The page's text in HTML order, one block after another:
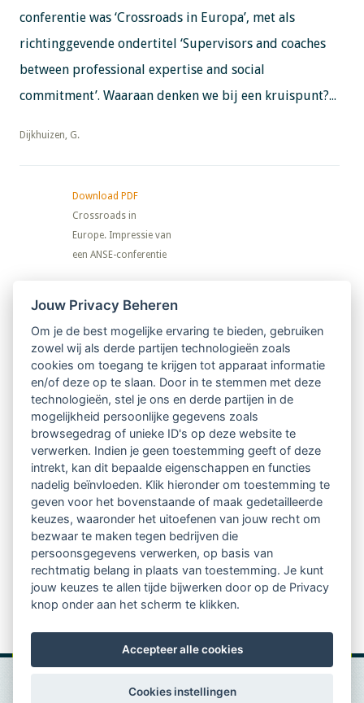
conferentie was ‘Crossroads in Europa’, met als
richtinggevende ondertitel ‘Supervisors and coaches
between professional expertise and social
commitment’. Waaraan denken we bij een kruispunt?...
​​​​​​​Dijkhuizen, G.
Download PDF
Crossroads in
Europe. Impressie van
een ANSE-conferentie
Nieuwsbrief
Ontvang 10 x per jaar de LVSC-
relatienieuwsbrief met o.a.:
vrij toegankelijke TsvB-artikelen
nieuws op het vlak van professioneel
begeleiden
informatie over LVSC-activiteiten
Aanmelden nieuwsbrief
Jouw Privacy Beheren
Om je de best mogelijke ervaring te bieden, gebruiken
zowel wij als derde partijen technologieën zoals
cookies om toegang te krijgen tot apparaat informatie
en/of deze op te slaan. Door in te stemmen met deze
technologieën, stel je ons en derde partijen in de
mogelijkheid persoonlijke gegevens zoals
browsegedrag of unieke ID's op deze website te
verwerken. Indien je geen toestemming geeft of deze
intrekt, kan dit bepaalde eigenschappen en functies
nadelig beïnvloeden. Klik hieronder om toestemming te
geven voor het bovenstaande of maak gedetailleerde
keuzes, waaronder het uitoefenen van jouw recht om
bezwaar te maken tegen bedrijven die
persoonsgegevens verwerken, op basis van
rechtmatig belang in plaats van toestemming. Je kunt
jouw keuzes te allen tijde bijwerken door op de Privacy
knop onder aan het scherm te klikken.
Accepteer alle cookies
Cookies instellingen